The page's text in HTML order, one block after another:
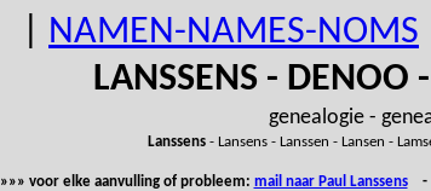
NAMEN-NAMES-NOMS
LANSSENS -
genealogie -
Lanssens- Lansens - Lanssen - Lansen -
»»» voor elke aanvulling of probleem: mail naar Paul Lanssens-